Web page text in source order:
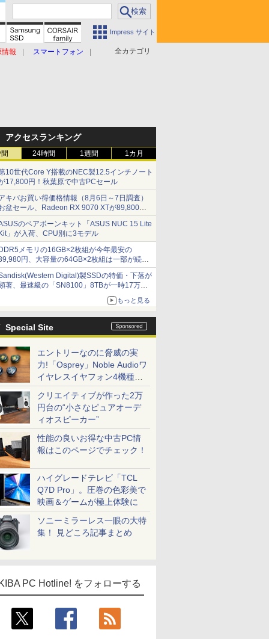
Impress サイト
全カテゴリ
情報 スマートフォン
アクセスランキング
24時間 1週間 1カ月
10世代Core Y搭載のNEC製12.5インチノート
17,800円！秋葉原で中古PCセール
キバお買い得価格情報（8月6日～7日調査）
盆セール、Radeon RX 9070 XTが89,800
、水平周波数24.8kHz対応の17型モニターが
円、暑さ指数連動セール ほか
のベアボーンキット「ASUS NUC 15 Lite
」が入荷、CPU別に3モデル
メモリの16GB×2枚組が今年最安の
円、大容量の64GB×2枚組は一部が続騰
月前半のメモリ価格]
Digital)製SSDの特価・下落が
著、最速級の「SN8100」8TBが一時17万円
もっと見る
Special Site
エントリーなのに脅威の実
力!「Osprey」Noble Audioワ
イヤレスイヤフォン4機種を
一気に聴く
クリエイティブが作った2万
円台の“小さなピュアオーデ
ィオスピーカー”
性能の良いお得な中古PC情
報はこのページでチェック！
ハイグレードテレビ「TCL
Q7D Pro」。圧巻の色彩美で
映画＆ゲームが極上体験に
ソニーミラーレス一眼の大特
集！ 見どころ記事まとめ
PC Hotline! をフォローする